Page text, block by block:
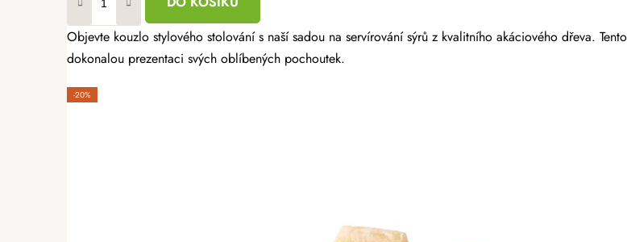
Objevte kouzlo stylového stolování s naší sadou na servírování sýrů z kvalitního akáciového dřeva.
dokonalou prezentaci svých oblíbených pochoutek.
-20%